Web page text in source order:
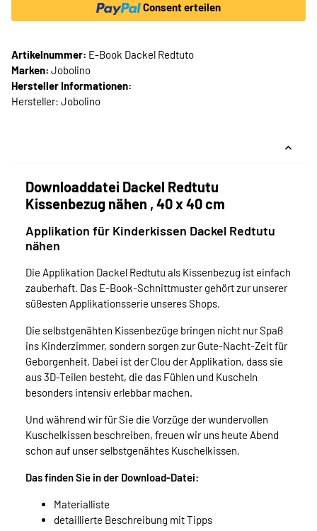
Consent erteilen
Artikelnummer: E-Book Dackel Redtuto
Marken: Jobolino
Hersteller Informationen:
Hersteller: Jobolino
Downloaddatei Dackel Redtutu
Kissenbezug nähen , 40 x 40 cm
Applikation für Kinderkissen Dackel Redtutu
nähen
Die Applikation Dackel Redtutu als Kissenbezug ist einfach
zauberhaft. Das E-Book-Schnittmuster gehört zur unserer
süßesten Applikationsserie unseres Shops.
Die selbstgenähten Kissenbezüge bringen nicht nur Spaß
ins Kinderzimmer, sondern sorgen zur Gute-Nacht-Zeit für
Geborgenheit. Dabei ist der Clou der Applikation, dass sie
aus 3D-Teilen besteht, die das Fühlen und Kuscheln
besonders intensiv erlebbar machen.
Und während wir für Sie die Vorzüge der wundervollen
Kuschelkissen beschreiben, freuen wir uns heute Abend
schon auf unser selbstgenähtes Kuschelkissen.
Das finden Sie in der Download-Datei:
Materialliste
detaillierte Beschreibung mit Tipps